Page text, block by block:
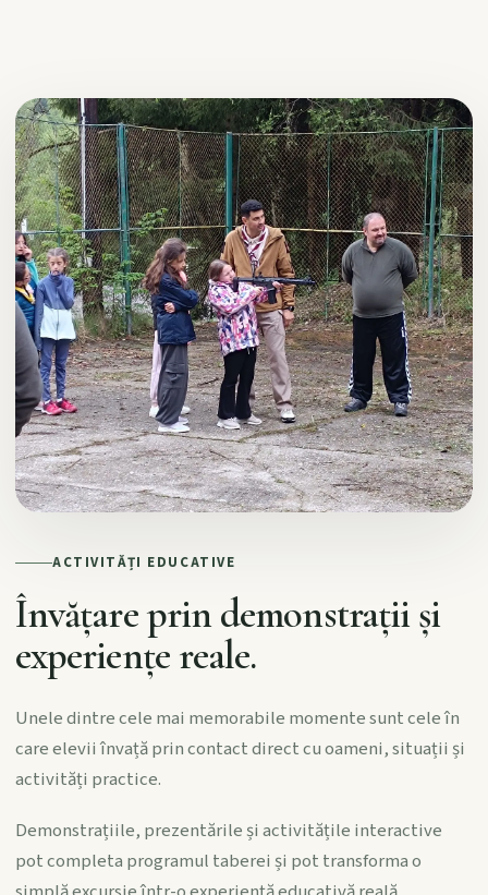
ACTIVITĂȚI EDUCATIVE
Învățare prin demonstrații și
experiențe reale.
Unele dintre cele mai memorabile momente sunt cele în
care elevii învață prin contact direct cu oameni, situații și
activități practice.
Demonstrațiile, prezentările și activitățile interactive
pot completa programul taberei și pot transforma o